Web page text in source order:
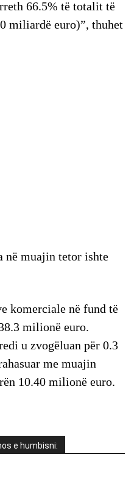
66.5% të totalit të
miliardë euro)”, thuhet
në muajin tetor ishte
komerciale në fund të
milionë euro.
u zvogëluan për 0.3
me muajin
10.40 milionë euro.
e humbisni: